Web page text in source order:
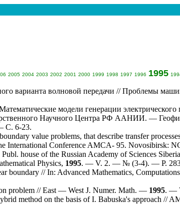
2005 2004 2003 2002 2001 2000 1999 1998 1997 1996 1995
варианта волновой передачи // Проблемы
модели генерации
Научного Центра РФ ААНИИ. —
С. 6-23.
value problems, that describe transfer
International Conference AMCA- 95. Novosibirsk:
house of the Russian Academy of Sciences
Physics, 1995. — V. 2. — № (3-4). — P. 2
boundary // In: Advanced Mathematics,
problem // East — West J. Numer. Math. — 1995. —
method on the basis of I. Babuska's approach //